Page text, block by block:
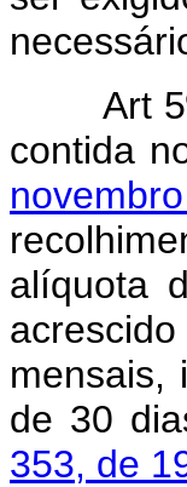
Art
contida
alíquota
mensais,
de 30
353, de